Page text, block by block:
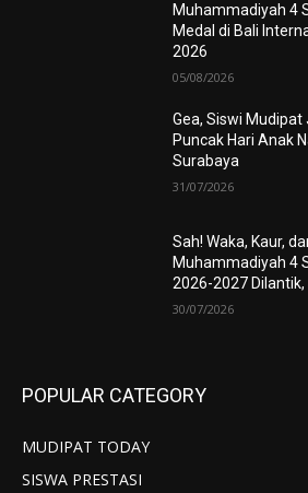
Muhammadiyah 4
Medal di Bali
2026
05/08/2026
Gea, Siswi Mudipat
Puncak Hari Anak
Surabaya
31/07/2026
Sah! Waka, Kaur,
Muhammadiyah 4
2026-2027 Dilantik,
30/07/2026
POPULAR CATEGORY
MUDIPAT TODAY
SISWA PRESTASI